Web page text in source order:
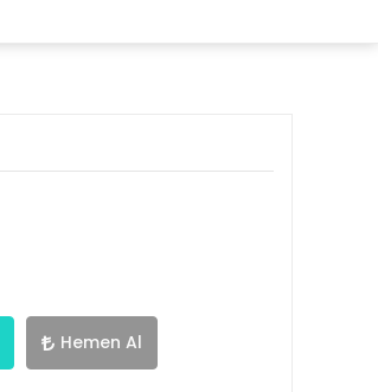
Hemen Al